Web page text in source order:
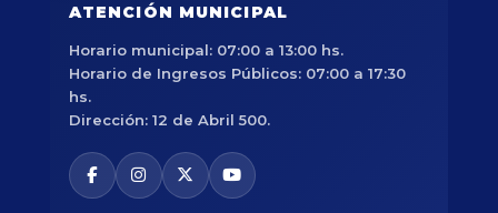
ATENCIÓN MUNICIPAL
Horario municipal: 07:00 a 13:00 hs.
Horario de Ingresos Públicos: 07:00 a 17:30
hs.
Dirección: 12 de Abril 500.